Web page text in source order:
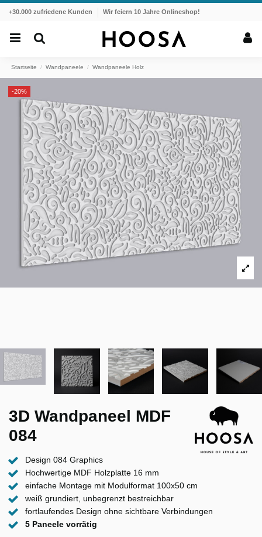
+30.000 zufriedene Kunden Wir feiern 10 Jahre Onlineshop!
Startseite Wandpaneele Wandpaneele Holz
-20%
3D Wandpaneel MDF
084
Design 084 Graphics
Hochwertige MDF Holzplatte 16 mm
einfache Montage mit Modulformat 100x50 cm
weiß grundiert, unbegrenzt bestreichbar
fortlaufendes Design ohne sichtbare Verbindungen
5 Paneele vorrätig